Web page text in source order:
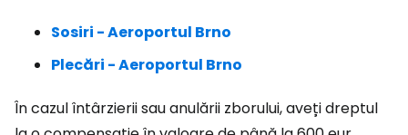
Sosiri - Aeroportul Brno
Plecări - Aeroportul Brno
În cazul întârzierii sau anulării zborului, aveți dreptul